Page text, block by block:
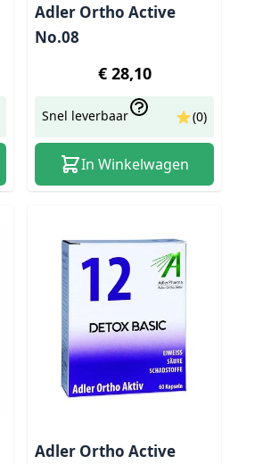
Adler Ortho Active
No.08
€ 28,10
Snel leverbaar (0)
In Winkelwagen
Adler Ortho Active